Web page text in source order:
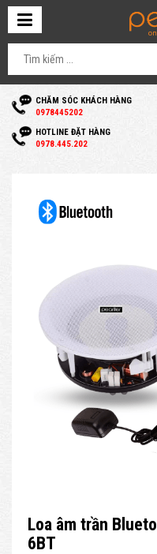
CHĂM SÓC KHÁCH HÀNG
0978445202
HOTLINE ĐẶT HÀNG
0978.445.202
Loa âm trần
6BT